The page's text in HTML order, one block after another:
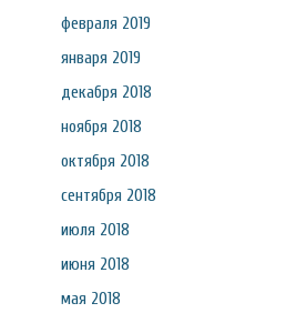
февраля 2019
января 2019
декабря 2018
ноября 2018
октября 2018
сентября 2018
июля 2018
июня 2018
мая 2018